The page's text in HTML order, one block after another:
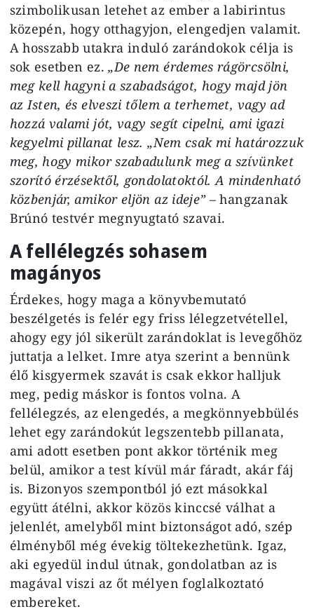
szimbolikusan letehet az ember a labirintus
közepén, hogy otthagyjon, elengedjen valamit.
A hosszabb utakra induló zarándokok célja is
sok esetben ez.„De nem érdemes rágörcsölni,
meg kell hagyni a szabadságot, hogy majd jön
az Isten, és elveszi tőlem a terhemet, vagy ad
hozzá valami jót, vagy segít cipelni, ami igazi
kegyelmi pillanat lesz. „Nem csak mi határozzuk
meg, hogy mikor szabadulunk meg a szívünket
szorító érzésektől, gondolatoktól. A mindenható
közbenjár, amikor eljön az ideje” – hangzanak
Brúnó testvér megnyugtató szavai.
A fellélegzés sohasem
magányos
Érdekes, hogy maga a könyvbemutató
beszélgetés is felér egy friss lélegzetvétellel,
ahogy egy jól sikerült zarándoklat is levegőhöz
juttatja a lelket. Imre atya szerint a bennünk
élő kisgyermek szavát is csak ekkor halljuk
meg, pedig máskor is fontos volna. A
fellélegzés, az elengedés, a megkönnyebbülés
lehet egy zarándokút legszentebb pillanata,
ami adott esetben pont akkor történik meg
belül, amikor a test kívül már fáradt, akár fáj
is. Bizonyos szempontból jó ezt másokkal
együtt átélni, akkor közös kinccsé válhat a
jelenlét, amelyből mint biztonságot adó, szép
élményből még évekig töltekezhetünk. Igaz,
aki egyedül indul útnak, gondolatban az is
magával viszi az őt mélyen foglalkoztató
embereket.